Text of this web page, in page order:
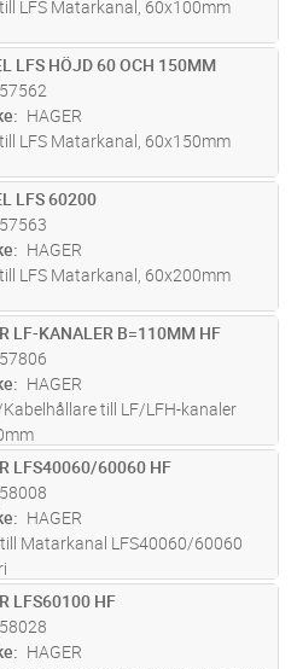
LFS Matarkanal, 60x100mm
i kundvagn
LFS HÖJD 60 OCH 150MM
HAGER
LFS Matarkanal, 60x150mm
i kundvagn
LFS 60200
HAGER
LFS Matarkanal, 60x200mm
i kundvagn
LF-KANALER B=110MM HF
HAGER
till LF/LFH-kanaler
i kundvagn
LFS40060/60060 HF
HAGER
Matarkanal LFS40060/60060
i kundvagn
LFS60100 HF
HAGER